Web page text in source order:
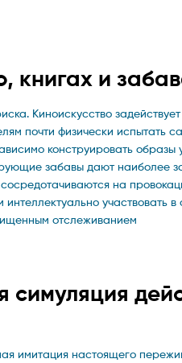
книгах и
Киноискусство
почти физически испытать
конструировать образы
забавы дают наиболее
на
участвовать
отслеживанием
имитация настоящего